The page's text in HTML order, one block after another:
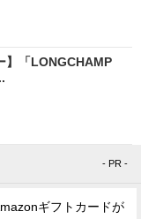
】「LONGCHAMP
- PR -
ギフトカードが